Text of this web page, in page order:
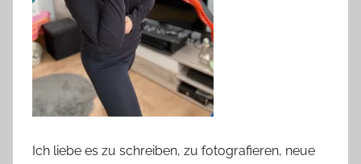
Ich liebe es zu schreiben, zu fotografieren, neue